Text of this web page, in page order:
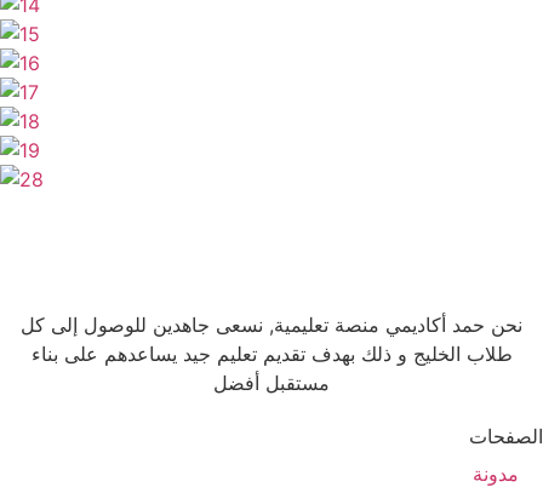
نحن حمد أكاديمي منصة تعليمية, نسعى جاهدين للوصول إلى كل
طلاب الخليج و ذلك بهدف تقديم تعليم جيد يساعدهم على بناء
مستقبل أفضل
الصفحات
مدونة